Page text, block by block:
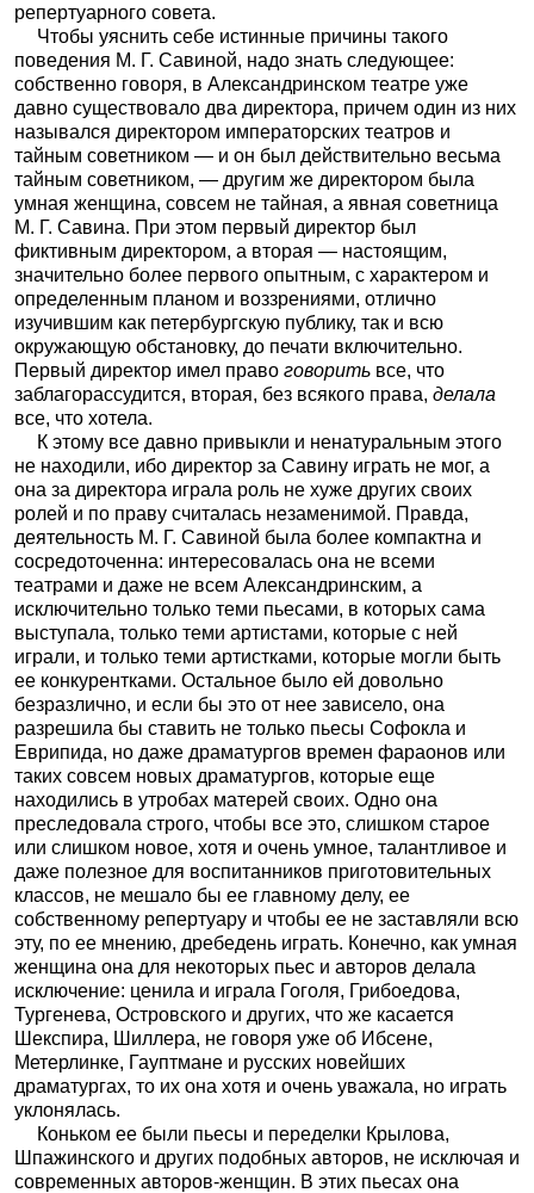
репертуарного совета.
Чтобы уяснить себе истинные причины такого
поведения М. Г. Савиной, надо знать следующее:
собственно говоря, в Александринском театре уже
давно существовало два директора, причем один из них
назывался директором императорских театров и
тайным советником — и он был действительно весьма
тайным советником, — другим же директором была
умная женщина, совсем не тайная, а явная советница
М. Г. Савина. При этом первый директор был
фиктивным директором, а вторая — настоящим,
значительно более первого опытным, с характером и
определенным планом и воззрениями, отлично
изучившим как петербургскую публику, так и всю
окружающую обстановку, до печати включительно.
Первый директор имел право говорить все, что
заблагорассудится, вторая, без всякого права, делала
все, что хотела.
К этому все давно привыкли и ненатуральным этого
не находили, ибо директор за Савину играть не мог, а
она за директора играла роль не хуже других своих
ролей и по праву считалась незаменимой. Правда,
деятельность М. Г. Савиной была более компактна и
сосредоточенна: интересовалась она не всеми
театрами и даже не всем Александринским, а
исключительно только теми пьесами, в которых сама
выступала, только теми артистами, которые с ней
играли, и только теми артистками, которые могли быть
ее конкурентками. Остальное было ей довольно
безразлично, и если бы это от нее зависело, она
разрешила бы ставить не только пьесы Софокла и
Еврипида, но даже драматургов времен фараонов или
таких совсем новых драматургов, которые еще
находились в утробах матерей своих. Одно она
преследовала строго, чтобы все это, слишком старое
или слишком новое, хотя и очень умное, талантливое и
даже полезное для воспитанников приготовительных
классов, не мешало бы ее главному делу, ее
собственному репертуару и чтобы ее не заставляли всю
эту, по ее мнению, дребедень играть. Конечно, как умная
женщина она для некоторых пьес и авторов делала
исключение: ценила и играла Гоголя, Грибоедова,
Тургенева, Островского и других, что же касается
Шекспира, Шиллера, не говоря уже об Ибсене,
Метерлинке, Гауптмане и русских новейших
драматургах, то их она хотя и очень уважала, но играть
уклонялась.
Коньком ее были пьесы и переделки Крылова,
Шпажинского и других подобных авторов, не исключая и
современных авторов-женщин. В этих пьесах она